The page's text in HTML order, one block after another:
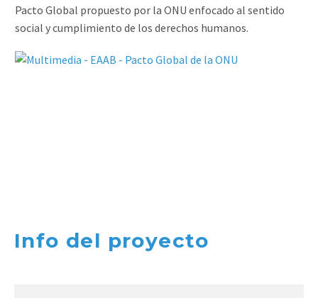
Pacto Global propuesto por la ONU enfocado al sentido
social y cumplimiento de los derechos humanos.
Info del proyecto